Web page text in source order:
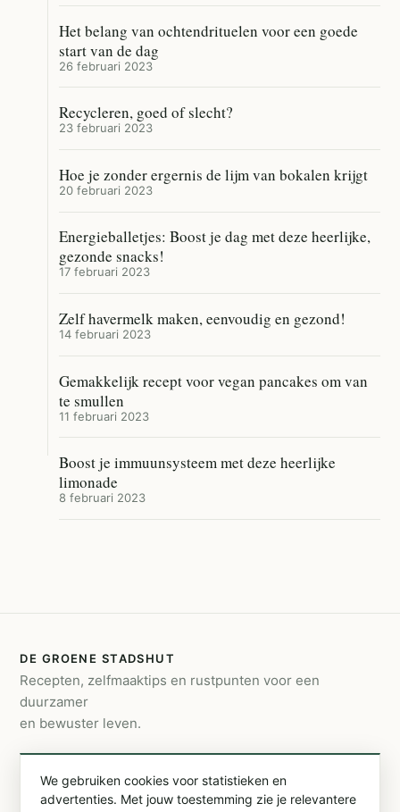
Het belang van ochtendrituelen voor een goede
start van de dag
26 februari 2023
Recycleren, goed of slecht?
23 februari 2023
Hoe je zonder ergernis de lijm van bokalen krijgt
20 februari 2023
Energieballetjes: Boost je dag met deze heerlijke,
gezonde snacks!
17 februari 2023
Zelf havermelk maken, eenvoudig en gezond!
14 februari 2023
Gemakkelijk recept voor vegan pancakes om van
te smullen
11 februari 2023
Boost je immuunsysteem met deze heerlijke
limonade
8 februari 2023
DE GROENE STADSHUT
Recepten, zelfmaaktips en rustpunten voor een
duurzamer
en bewuster leven.
info@degroenestadshut.be
We gebruiken cookies voor statistieken en
advertenties. Met jouw toestemming zie je relevantere